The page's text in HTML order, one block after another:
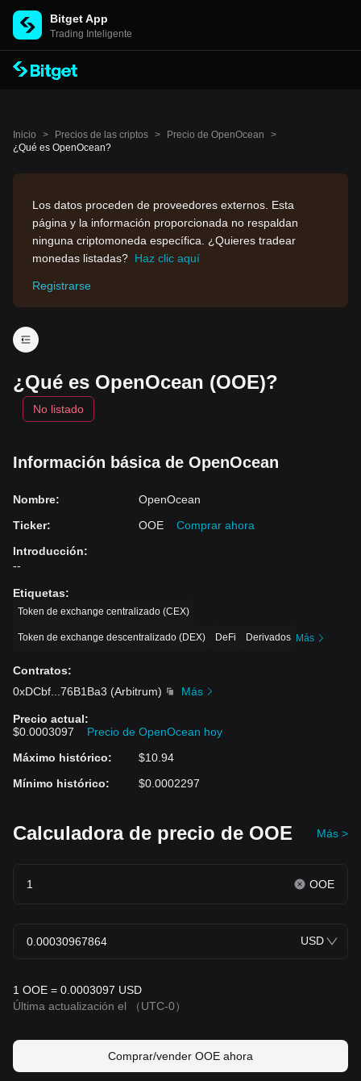
Bitget App
Trading Inteligente
Inicio > Precios de las criptos > Precio de OpenOcean
>
¿Qué es OpenOcean?
Los datos proceden de proveedores externos. Esta
página y la información proporcionada no respaldan
ninguna criptomoneda específica. ¿Quieres tradear
monedas listadas? Haz clic aquí
Registrarse
¿Qué es OpenOcean (OOE)?
No listado
Información básica de OpenOcean
Nombre:
OpenOcean
Ticker: OOE
Comprar ahora
Introducción:
--
Etiquetas:
Token de exchange centralizado (CEX)
Token de exchange descentralizado (DEX) DeFi Derivados Más
Contratos:
0xDCbf
76B1Ba3 (Arbitrum) Más
Precio actual:
$0.0003097
Precio de OpenOcean hoy
Máximo histórico:
$10.94
Mínimo histórico: $0.0002297
Calculadora de precio de OOE Más >
OOE
USD
1 OOE = 0.0003097 USD
Última actualización el
（UTC-0）
Comprar/vender OOE ahora